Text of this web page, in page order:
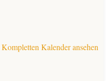
Kompletten Kalender ansehen